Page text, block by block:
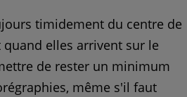
timidement du centre de
elles arrivent sur le
de rester un minimum
même s'il faut